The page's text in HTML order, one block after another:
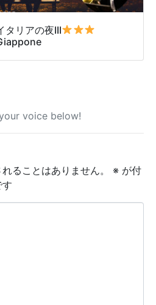
タリアの夜III
voice below!
ることはありません。 ※ が付